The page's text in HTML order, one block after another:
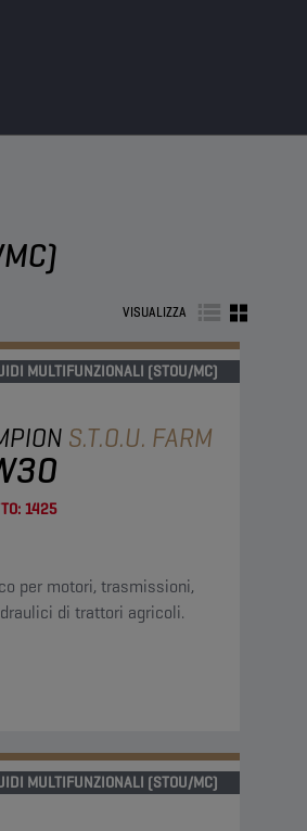
VISUALIZZA
MULTIFUNZIONALI (STOU/MC)
S.T.O.U. FARM
1425
per motori, trasmissioni,
di trattori agricoli.
MULTIFUNZIONALI (STOU/MC)